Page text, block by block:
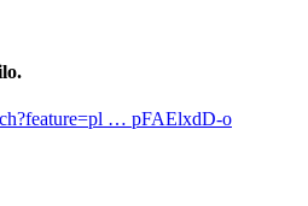
… pFAElxdD-o